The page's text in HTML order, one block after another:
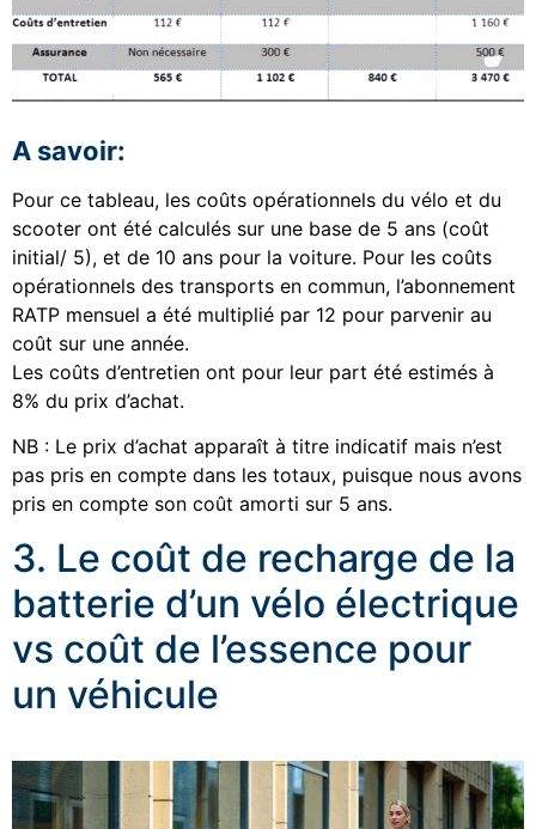
A savoir:
Pour ce tableau, les coûts opérationnels du vélo et du
scooter ont été calculés sur une base de 5 ans (coût
initial/ 5), et de 10 ans pour la voiture. Pour les coûts
opérationnels des transports en commun, l’abonnement
RATP mensuel a été multiplié par 12 pour parvenir au
coût sur une année.
Les coûts d’entretien ont pour leur part été estimés à
8% du prix d’achat.
NB : Le prix d’achat apparaît à titre indicatif mais n’est
pas pris en compte dans les totaux, puisque nous avons
pris en compte son coût amorti sur 5 ans.
3. Le coût de recharge de la
batterie d’un vélo électrique
vs coût de l’essence pour
un véhicule